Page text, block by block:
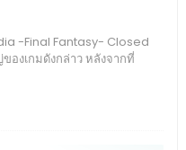
-Final Fantasy- Closed
องเกมดังกล่าว หลังจากที่